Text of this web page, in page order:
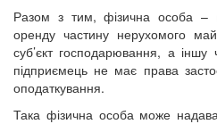
Разом з тим, фізична особа –
оренду частину нерухомого
суб’єкт господарювання, а
підприємець не має права
оподаткування.
Така фізична особа може